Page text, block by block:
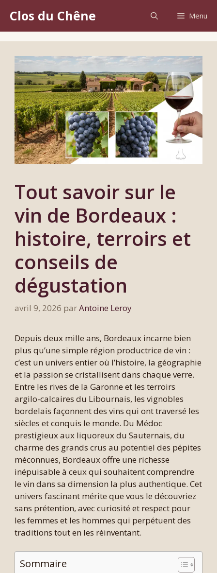
contenu
Clos du Chêne Menu
Tout savoir sur le
vin de Bordeaux :
histoire, terroirs et
conseils de
dégustation
avril 9, 2026 parAntoine Leroy
Depuis deux mille ans, Bordeaux incarne bien
plus qu’une simple région productrice de vin :
c’est un univers entier où l’histoire, la géographie
et la passion se cristallisent dans chaque verre.
Entre les rives de la Garonne et les terroirs
argilo-calcaires du Libournais, les vignobles
bordelais façonnent des vins qui ont traversé les
siècles et conquis le monde. Du Médoc
prestigieux aux liquoreux du Sauternais, du
charme des grands crus au potentiel des pépites
méconnues, Bordeaux offre une richesse
inépuisable à ceux qui souhaitent comprendre
le vin dans sa dimension la plus authentique. Cet
univers fascinant mérite que vous le découvriez
sans prétention, avec curiosité et respect pour
les femmes et les hommes qui perpétuent des
traditions tout en les réinventant.
Sommaire